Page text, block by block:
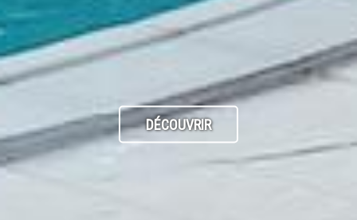
DÉCOUVRIR